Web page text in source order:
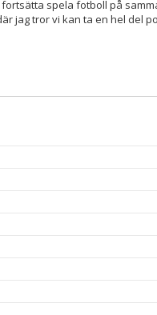
spela fotboll på
jag tror vi kan ta en hel del